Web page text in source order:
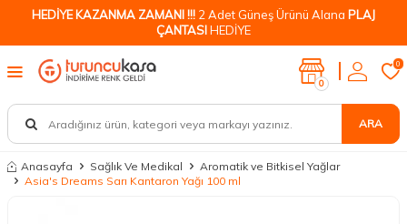
HEDİYE KAZANMA ZAMANI !!! 2 Adet Güneş Ürünü Alana PLAJ
ÇANTASIHEDİYE
ARA
0
0
Anasayfa Sağlık Ve Medikal
Aromatik ve Bitkisel Yağlar
Asia's Dreams Sarı Kantaron Yağı 100 ml